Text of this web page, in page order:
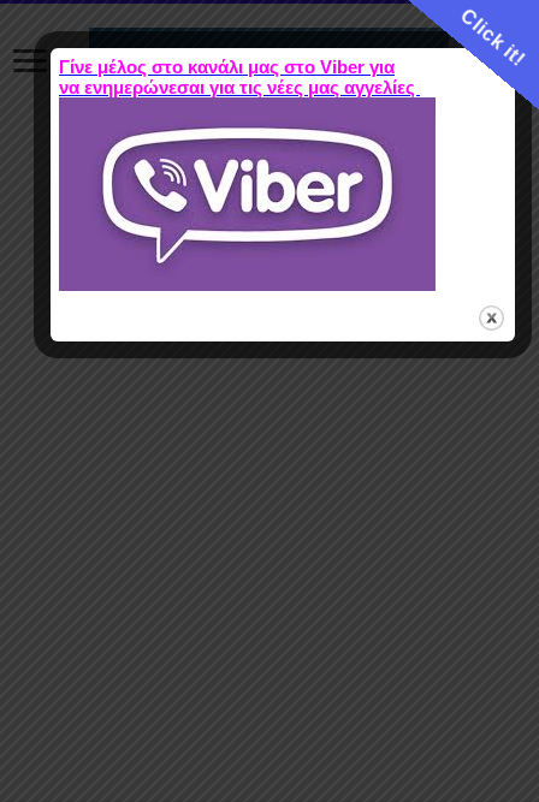
Click it!
Γίνε μέλος στο κανάλι μας στο Viber για
να ενημερώνεσαι για τις νέες μας αγγελίες